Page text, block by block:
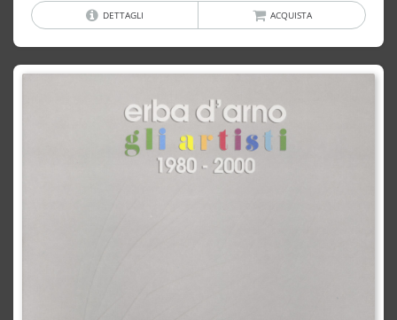
DETTAGLI ACQUISTA